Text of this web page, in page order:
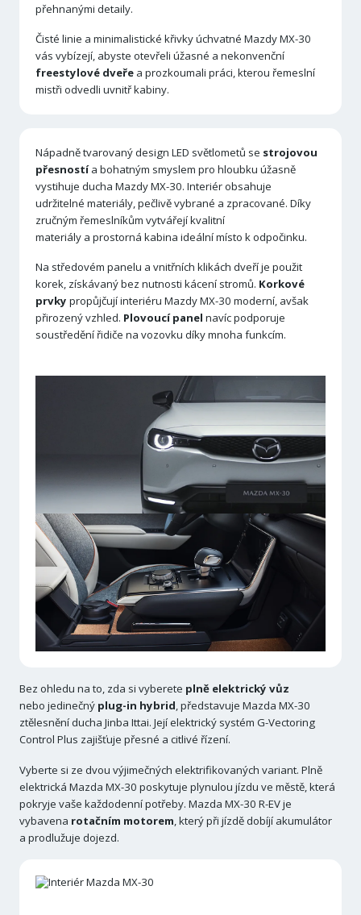
přehnanými detaily.
Čisté linie a minimalistické křivky úchvatné Mazdy MX-30
vás vybízejí, abyste otevřeli úžasné a nekonvenční
freestylové dveřea prozkoumali práci, kterou řemeslní
mistři odvedli uvnitř kabiny.
Nápadně tvarovaný design LED světlometů se strojovou
přesnostía bohatným smyslem pro hloubku úžasně
vystihuje ducha Mazdy MX-30. Interiér obsahuje
udržitelné materiály, pečlivě vybrané a zpracované. Díky
zručným řemeslníkům vytvářejí kvalitní
materiály a prostorná kabina ideální místo k odpočinku.
Na středovém panelu a vnitřních klikách dveří je použit
korek, získávaný bez nutnosti kácení stromů. Korkové
prvky propůjčují interiéru Mazdy MX-30 moderní, avšak
přirozený vzhled. Plovoucí panel navíc podporuje
soustředění řidiče na vozovku díky mnoha funkcím.
Bez ohledu na to, zda si vyberete plně elektrický vůz
nebo jedinečný plug-in hybrid, představuje Mazda MX-30
ztělesnění ducha Jinba Ittai. Její elektrický systém G-Vectoring
Control Plus zajišťuje přesné a citlivé řízení.
Vyberte si ze dvou výjimečných elektrifikovaných variant. Plně
elektrická Mazda MX-30 poskytuje plynulou jízdu ve městě, která
pokryje vaše každodenní potřeby. Mazda MX-30 R-EV je
vybavena rotačním motorem, který při jízdě dobíjí akumulátor
a prodlužuje dojezd.